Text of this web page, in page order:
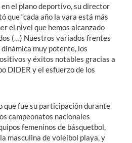
el plano deportivo, su director
que “cada año la vara está más
el nivel que hemos alcanzado
(…) Nuestros variados frentes
muy potente, los
y éxitos notables gracias a
DIDER y el esfuerzo de los
que fue su participación durante
campeonatos nacionales
femeninos de básquetbol,
masculina de voleibol playa, y